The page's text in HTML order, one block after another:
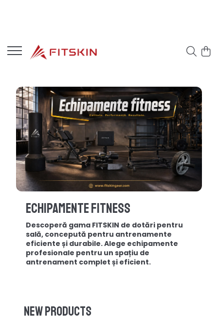
Echipamente Fitness
Descoperă gama FITSKIN de dotări pentru
sală, concepută pentru antrenamente
eficiente și durabile. Alege echipamente
profesionale pentru un spațiu de
antrenament complet și eficient.
New products